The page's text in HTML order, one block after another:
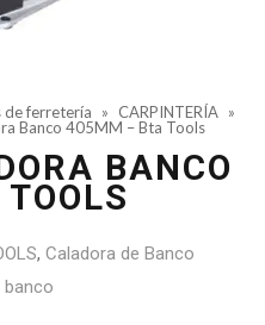
de ferretería » CARPINTERÍA »
Banco 405MM – Bta Tools
BANCO
, Caladora de Banco
banco